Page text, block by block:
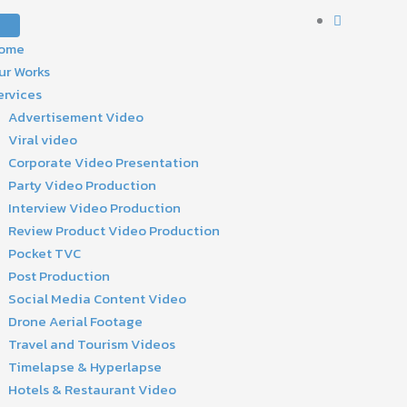
Works
Advertisement Video
Viral video
Corporate Video Presentation
Party Video Production
Interview Video Production
Review Product Video Production
Pocket TVC
Post Production
Social Media Content Video
Drone Aerial Footage
Travel and Tourism Videos
Timelapse & Hyperlapse
Hotels & Restaurant Video